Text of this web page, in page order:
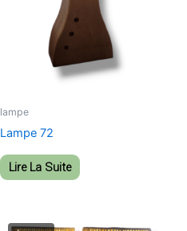
lampe
Lampe 72
Lire La Suite